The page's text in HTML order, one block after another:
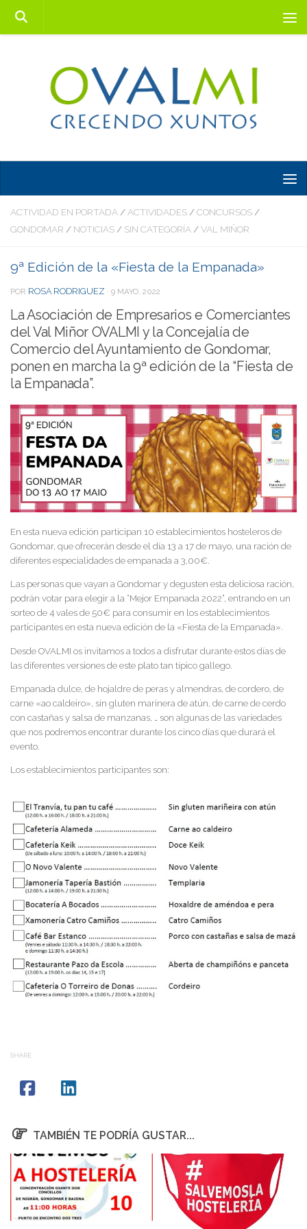
Saltar al contenido
ACTIVIDAD EN PORTADA / ACTIVIDADES / CONCURSOS /
GONDOMAR / NOTICIAS / SIN CATEGORÍA / VAL MIÑOR
9ª Edición de la «Fiesta de la Empanada»
POR ROSA RODRIGUEZ · 9 MAYO, 2022
La Asociación de Empresarios e Comerciantes
del Val Miñor OVALMI y la Concejalía de
Comercio del Ayuntamiento de Gondomar,
ponen en marcha la 9ª edición de la “Fiesta de
la Empanada”.
En esta nueva edición participan 10 establecimientos hosteleros de
Gondomar, que ofrecerán desde el día 13 a 17 de mayo, una ración de
diferentes especialidades de empanada a 3,00€.
Las personas que vayan a Gondomar y degusten esta deliciosa ración,
podrán votar para elegir a la “Mejor Empanada 2022”, entrando en un
sorteo de 4 vales de 50€ para consumir en los establecimientos
participantes en esta nueva edición de la «Fiesta de la Empanada».
Desde OVALMI os invitamos a todos a disfrutar durante estos días de
las diferentes versiones de este plato tan típico gallego.
Empanada dulce, de hojaldre de peras y almendras, de cordero, de
carne «ao caldeiro», sin gluten marinera de atún, de carne de cerdo
con castañas y salsa de manzanas, … son algunas de las variedades
que nos podremos encontrar durante los cinco días que durará el
evento.
Los establecimientos participantes son:
SHARE
TAMBIÉN TE PODRÍA GUSTAR...